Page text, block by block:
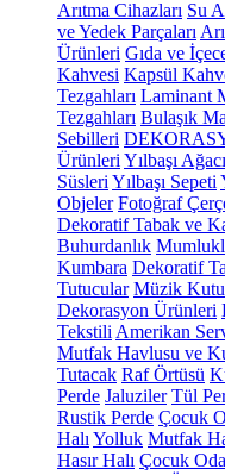
Arıtma Cihazları Su
ve Yedek Parçaları
Ürünleri Gıda ve
Kahvesi Kapsül
Tezgahları Laminant
Tezgahları Bulaşık
Sebilleri
Ürünleri Yılbaşı Ağacı
Süsleri Yılbaşı Sepeti
Objeler Fotoğraf
Dekoratif Tabak ve
Buhurdanlık
Kumbara Dekoratif
Tutucular Müzik
Dekorasyon Ürünleri
Tekstili Amerikan
Mutfak Havlusu ve
Tutacak Raf Örtüsü
Perde Jaluziler Tül
Rustik Perde Çocuk
Halı Yolluk Mutfak
Hasır Halı Çocuk